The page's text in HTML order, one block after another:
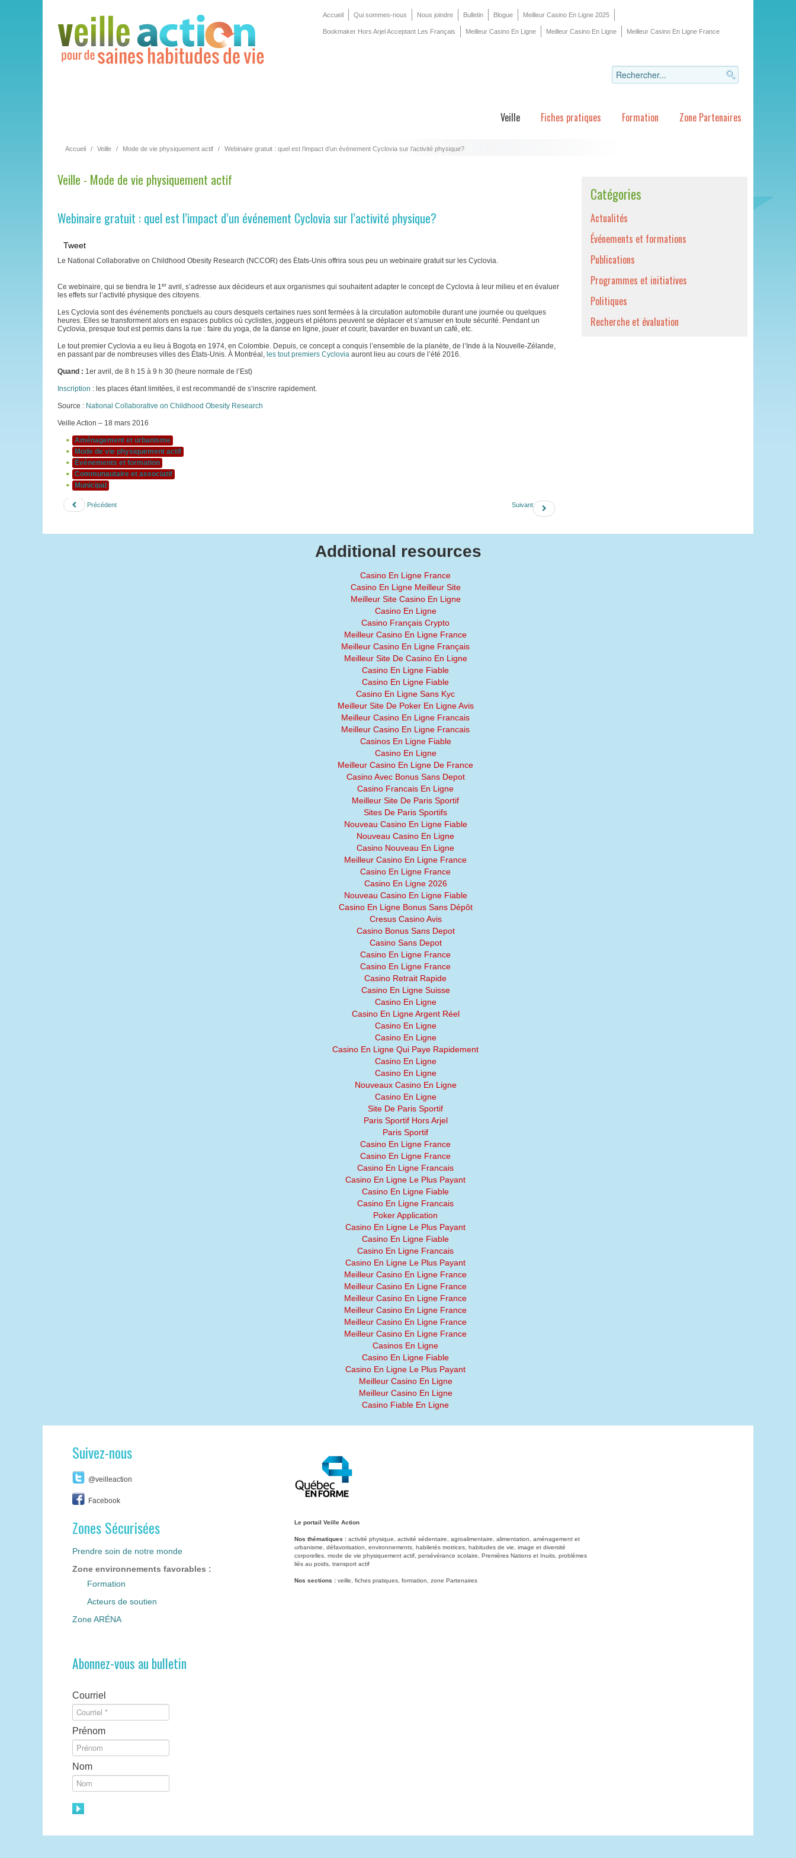
Accueil Qui sommes-nous Nous joindre Bulletin Blogue Meilleur Casino En Ligne 2025
Bookmaker Hors Arjel Acceptant Les Français Meilleur Casino En Ligne Meilleur Casino En Ligne Meilleur Casino En Ligne France
Veille Fiches pratiques Formation Zone Partenaires
Accueil / Veille / Mode de vie physiquement actif / Webinaire gratuit : quel est l’impact d’un événement Cyclovia sur l’activité physique?
Veille - Mode de vie physiquement actif
Webinaire gratuit : quel est l’impact d’un événement Cyclovia sur l’activité physique?
Tweet
Le National Collaborative on Childhood Obesity Research (NCCOR) des États-Unis offrira sous peu un webinaire gratuit sur les Cyclovia.
Ce webinaire, qui se tiendra le 1er avril, s’adresse aux décideurs et aux organismes qui souhaitent adapter le concept de Cyclovia à leur milieu et en évaluer
les effets sur l’activité physique des citoyens.
Les Cyclovia sont des événements ponctuels au cours desquels certaines rues sont fermées à la circulation automobile durant une journée ou quelques
heures. Elles se transforment alors en espaces publics où cyclistes, joggeurs et piétons peuvent se déplacer et s’amuser en toute sécurité. Pendant un
Cyclovia, presque tout est permis dans la rue : faire du yoga, de la danse en ligne, jouer et courir, bavarder en buvant un café, etc.
Le tout premier Cyclovia a eu lieu à Bogota en 1974, en Colombie. Depuis, ce concept a conquis l’ensemble de la planète, de l’Inde à la Nouvelle-Zélande,
en passant par de nombreuses villes des États-Unis. À Montréal, les tout premiers Cyclovia auront lieu au cours de l’été 2016.
Quand : 1er avril, de 8 h 15 à 9 h 30 (heure normale de l’Est)
Inscription : les places étant limitées, il est recommandé de s’inscrire rapidement.
Source : National Collaborative on Childhood Obesity Research
Veille Action – 18 mars 2016
Aménagement et urbanisme
Mode de vie physiquement actif
Événements et formation
Communautaire et associatif
Municipal
Précédent Suivant
Catégories
Actualités
Événements et formations
Publications
Programmes et initiatives
Politiques
Recherche et évaluation
Additional resources
Casino En Ligne France
Casino En Ligne Meilleur Site
Meilleur Site Casino En Ligne
Casino En Ligne
Casino Français Crypto
Meilleur Casino En Ligne France
Meilleur Casino En Ligne Français
Meilleur Site De Casino En Ligne
Casino En Ligne Fiable
Casino En Ligne Fiable
Casino En Ligne Sans Kyc
Meilleur Site De Poker En Ligne Avis
Meilleur Casino En Ligne Francais
Meilleur Casino En Ligne Francais
Casinos En Ligne Fiable
Casino En Ligne
Meilleur Casino En Ligne De France
Casino Avec Bonus Sans Depot
Casino Francais En Ligne
Meilleur Site De Paris Sportif
Sites De Paris Sportifs
Nouveau Casino En Ligne Fiable
Nouveau Casino En Ligne
Casino Nouveau En Ligne
Meilleur Casino En Ligne France
Casino En Ligne France
Casino En Ligne 2026
Nouveau Casino En Ligne Fiable
Casino En Ligne Bonus Sans Dépôt
Cresus Casino Avis
Casino Bonus Sans Depot
Casino Sans Depot
Casino En Ligne France
Casino En Ligne France
Casino Retrait Rapide
Casino En Ligne Suisse
Casino En Ligne
Casino En Ligne Argent Réel
Casino En Ligne
Casino En Ligne
Casino En Ligne Qui Paye Rapidement
Casino En Ligne
Casino En Ligne
Nouveaux Casino En Ligne
Casino En Ligne
Site De Paris Sportif
Paris Sportif Hors Arjel
Paris Sportif
Casino En Ligne France
Casino En Ligne France
Casino En Ligne Francais
Casino En Ligne Le Plus Payant
Casino En Ligne Fiable
Casino En Ligne Francais
Poker Application
Casino En Ligne Le Plus Payant
Casino En Ligne Fiable
Casino En Ligne Francais
Casino En Ligne Le Plus Payant
Meilleur Casino En Ligne France
Meilleur Casino En Ligne France
Meilleur Casino En Ligne France
Meilleur Casino En Ligne France
Meilleur Casino En Ligne France
Meilleur Casino En Ligne France
Casinos En Ligne
Casino En Ligne Fiable
Casino En Ligne Le Plus Payant
Meilleur Casino En Ligne
Meilleur Casino En Ligne
Casino Fiable En Ligne
Suivez-nous
@veilleaction
Facebook
Zones Sécurisées
Prendre soin de notre monde
Zone environnements favorables :
Formation
Acteurs de soutien
Zone ARÉNA
Abonnez-vous au bulletin
Courriel
Prénom
Nom
Le portail Veille Action
Nos thématiques : activité physique, activité sédentaire, agroalimentaire, alimentation, aménagement et
urbanisme, défavorisation, environnements, habiletés motrices, habitudes de vie, image et diversité
corporelles, mode de vie physiquement actif, persévérance scolaire, Premières Nations et Inuits, problèmes
liés au poids, transport actif
Nos sections : veille, fiches pratiques, formation, zone Partenaires